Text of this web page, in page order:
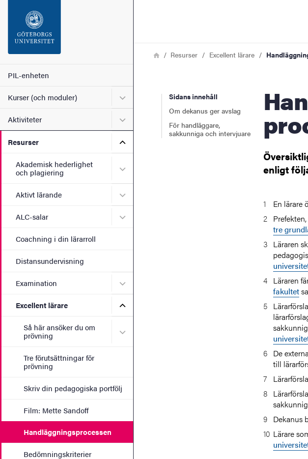
Sidfoten
Om webbplatsen
Huvudmeny
PIL-enheten
Kurser (och moduler) Undermeny för Kurser (och moduler)
Aktiviteter Undermeny för Aktiviteter
Resurser Undermeny för Resurser
Akademisk hederlighet
och plagiering
Undermeny för Akademisk hederlighet och
Aktivt lärande Undermeny för Aktivt lärande
ALC-salar Undermeny för ALC-salar
Coachning i din lärarroll
Distansundervisning
Examination Undermeny för Examination
Excellent lärare Undermeny för Excellent lärare
Så här ansöker du om
prövning
Undermeny för Så här ansöker du om prövning
Tre förutsättningar för
prövning
Skriv din pedagogiska portfölj
Film: Mette Sandoff
Handläggningsprocessen
Bedömningskriterier
LänkstigHemResurser Excellent lärare
Sidans innehåll
Om dekanus ger avslag
För handläggare,
sakkunniga och intervjuare
Handläggnings­
enligt
En lärare
tre
Läraren
Läraren
fakultet
De
till
Dekanus
Lärare